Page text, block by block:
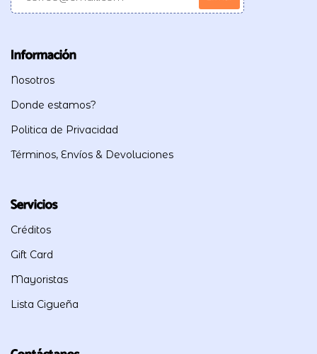
Información
Nosotros
Donde estamos?
Politica de Privacidad
Términos, Envíos & Devoluciones
Servicios
Créditos
Gift Card
Mayoristas
Lista Cigueña